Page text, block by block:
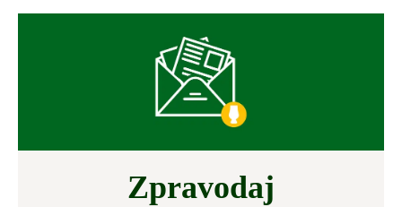
Zpravodaj